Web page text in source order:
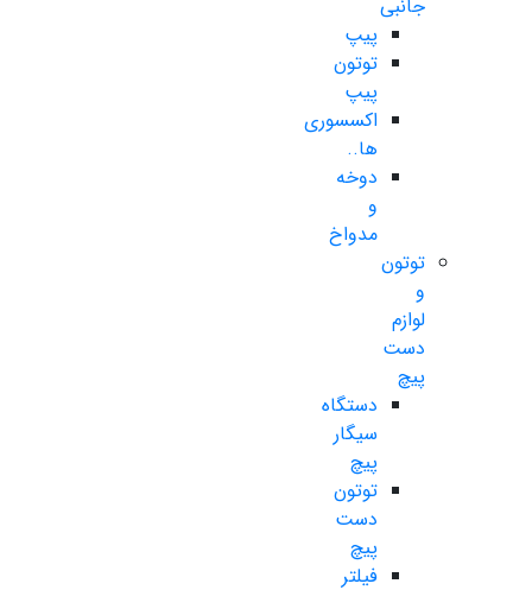
جانبی
پیپ
توتون
پیپ
اکسسوری
ها..
دوخه
و
مدواخ
توتون
و
لوازم
دست
پیچ
دستگاه
سیگار
پیچ
توتون
دست
پیچ
فیلتر